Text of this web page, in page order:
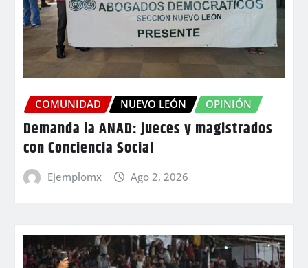
COMUNIDAD NUEVO LEÓN OPINIÓN
Demanda la ANAD: jueces y magistrados
con Conciencia Social
Ejemplomx Ago 2, 2026